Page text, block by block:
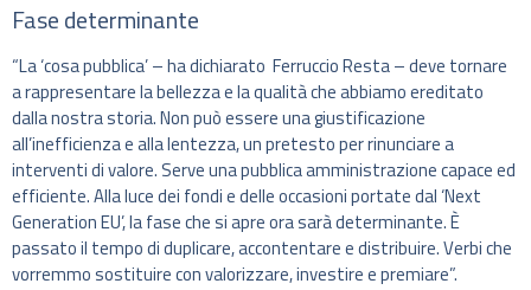
Fase determinante
“La ‘cosa pubblica’ – ha dichiarato Ferruccio Resta – deve tornare
a rappresentare la bellezza e la qualità che abbiamo ereditato
dalla nostra storia. Non può essere una giustificazione
all’inefficienza e alla lentezza, un pretesto per rinunciare a
interventi di valore. Serve una pubblica amministrazione capace ed
efficiente. Alla luce dei fondi e delle occasioni portate dal ‘Next
Generation EU’, la fase che si apre ora sarà determinante. È
passato il tempo di duplicare, accontentare e distribuire. Verbi che
vorremmo sostituire con valorizzare, investire e premiare”.